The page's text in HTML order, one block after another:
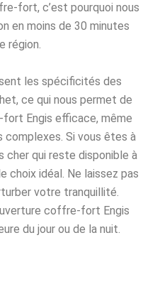
fort, c’est pourquoi nous
en moins de 30 minutes
région.
les spécificités des
ce qui nous permet de
Engis efficace, même
complexes. Si vous êtes à
cher qui reste disponible à
choix idéal. Ne laissez pas
votre tranquillité.
coffre-fort Engis
du jour ou de la nuit.